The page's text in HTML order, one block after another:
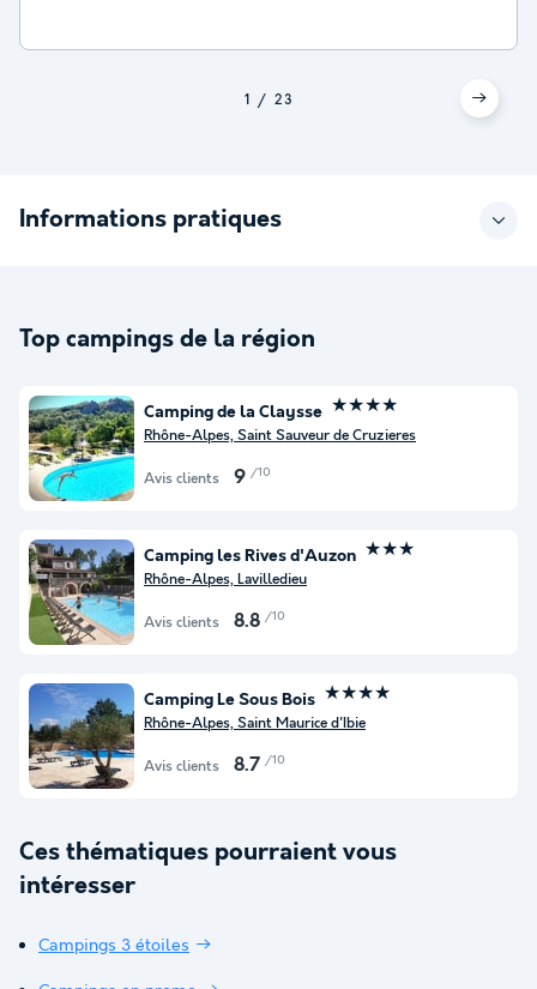
1 23
Informations pratiques
Top campings de la région
Camping de la Claysse ★★★★
Rhône-Alpes, Saint Sauveur de Cruzieres
Avis clients 9 /10
Camping les Rives d'Auzon ★★★
Rhône-Alpes, Lavilledieu
Avis clients 8.8 /10
Camping Le Sous Bois ★★★★
Rhône-Alpes, Saint Maurice d'Ibie
Avis clients 8.7 /10
Ces thématiques pourraient vous
intéresser
Campings 3 étoiles